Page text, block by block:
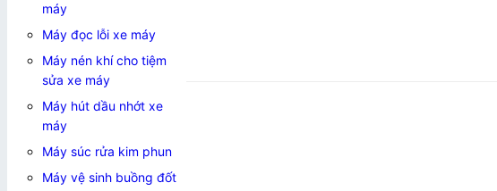
máy
Máy đọc lỗi xe máy
Máy nén khí cho tiệm
sửa xe máy
Máy hút dầu nhớt xe
máy
Máy súc rửa kim phun
Máy vệ sinh buồng đốt
Add to wishlist